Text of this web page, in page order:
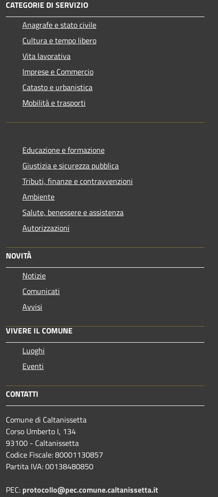
CATEGORIE DI SERVIZIO
Anagrafe e stato civile
Cultura e tempo libero
Vita lavorativa
Imprese e Commercio
Catasto e urbanistica
Mobilità e trasporti
Educazione e formazione
Giustizia e sicurezza pubblica
Tributi, finanze e contravvenzioni
Ambiente
Salute, benessere e assistenza
Autorizzazioni
NOVITÀ
Notizie
Comunicati
Avvisi
VIVERE IL COMUNE
Luoghi
Eventi
CONTATTI
Comune di Caltanissetta
Corso Umberto I, 134
93100 - Caltanissetta
Codice Fiscale: 80001130857
Partita IVA: 00138480850
PEC: protocollo@pec.comune.caltanissetta.it